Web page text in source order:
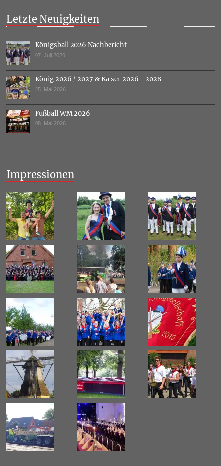
Letzte Neuigkeiten
Königsball 2026 Nachbericht
07. Juli 2026
König 2026 / 2027 & Kaiser 2026 - 2028
25. Mai 2026
Fußball WM 2026
08. Mai 2026
Impressionen